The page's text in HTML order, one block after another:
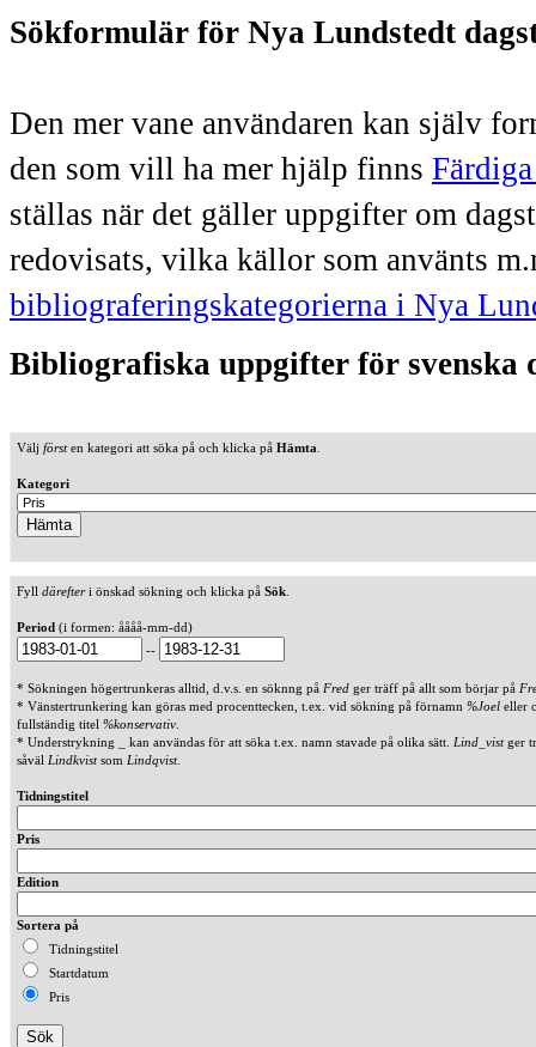
Sökformulär för Nya Lundstedt
Den mer vane användaren kan själv
den som vill ha mer hjälp finns
ställas när det gäller uppgifter om
redovisats, vilka källor som använts
bibliograferingskategorierna i Nya
Bibliografiska uppgifter för svenska
Välj försten kategori att söka på och klicka på Hämta
Kategori
Fyll därefteri önskad sökning och klicka på Sök
Period (i formen: åååå-mm-dd)
--
* Sökningen högertrunkeras alltid, d.v.s. en söknng på Fred ger träff på allt som börjar på
* Vänstertrunkering kan göras med procenttecken, t.ex. vid sökning på förnamn %Joel eller
fullständig titel %konservativ
* Understrykning _ kan användas för att söka t.ex. namn stavade på olika sätt. Lind_vistger
såväl Lindkvistsom Lindqvist.
Tidningstitel
Pris
Edition
Sortera på
Tidningstitel
Startdatum
Pris